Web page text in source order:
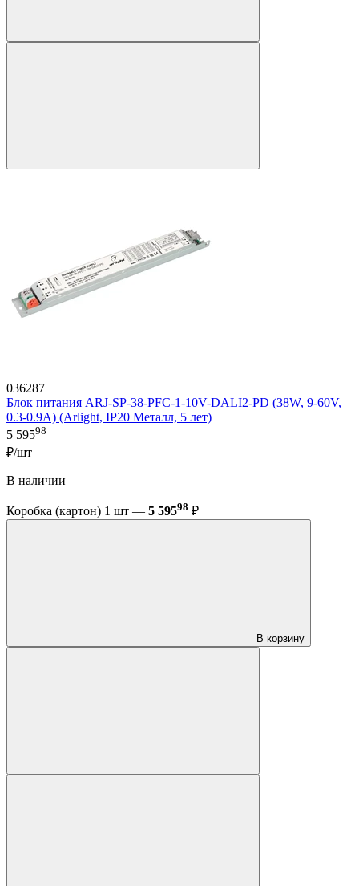
036287
Блок питания ARJ-SP-38-PFC-1-10V-DALI2-PD (38W, 9-60V,
0.3-0.9A) (Arlight, IP20 Металл, 5 лет)
5 59598
₽/шт
В наличии
Коробка (картон) 1 шт — 5 59598 ₽
В корзину